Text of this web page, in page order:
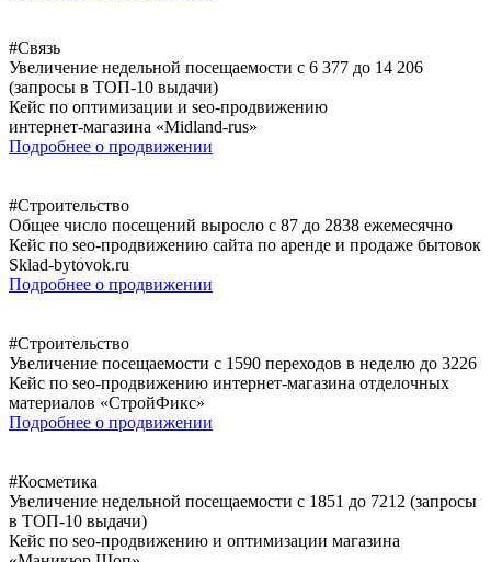
#Связь
Увеличение недельной посещаемости c 6 377 до 14 206
(запросы в ТОП-10 выдачи)
Кейс по оптимизации и seo-продвижению
интернет-магазина «Midland-rus»
Подробнее о продвижении
#Строительство
Общее число посещений выросло с 87 до 2838 ежемесячно
Кейс по seo-продвижению сайта по аренде и продаже бытовок
Sklad-bytovok.ru
Подробнее о продвижении
#Строительство
Увеличение посещаемости с 1590 переходов в неделю до 3226
Кейс по seo-продвижению интернет-магазина отделочных
материалов «СтройФикс»
Подробнее о продвижении
#Косметика
Увеличение недельной посещаемости с 1851 до 7212 (запросы
в ТОП-10 выдачи)
Кейс по seo-продвижению и оптимизации магазина